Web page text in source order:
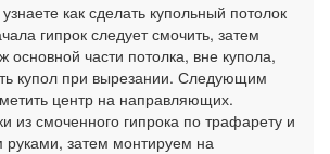
как сделать купольный потолок
гипрок следует смочить, затем
основной части потолка, вне купола,
купол при вырезании. Следующим
центр на направляющих.
из смоченного гипрока по трафарету и
руками, затем монтируем на